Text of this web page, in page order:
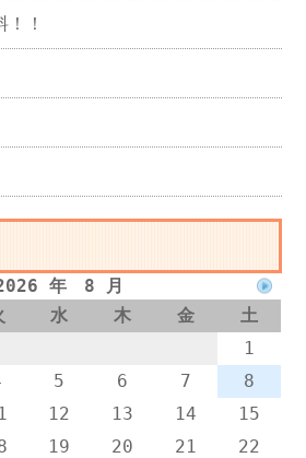
！
年 8 月
水 木 金
土
1
5 6 7
8
12 13 14
15
19 20 21
22